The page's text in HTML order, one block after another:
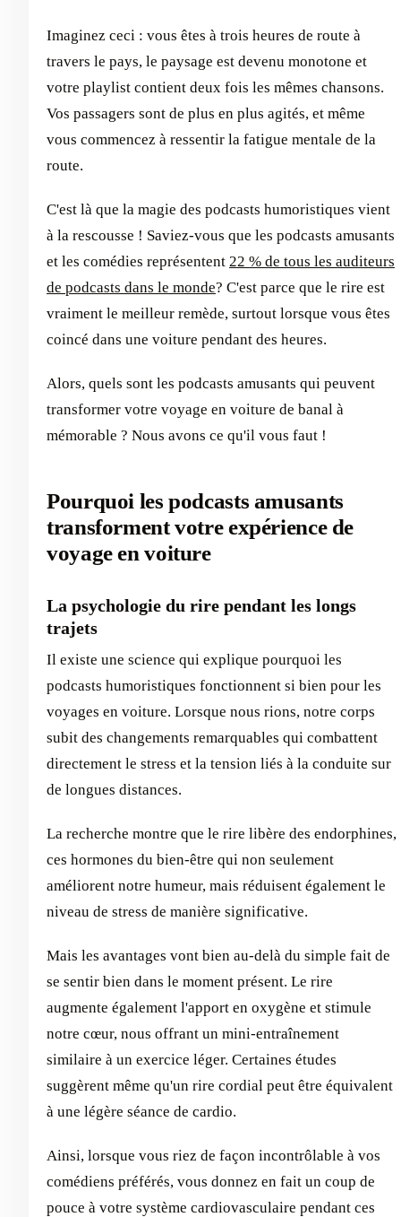
Imaginez ceci : vous êtes à trois heures de route à
travers le pays, le paysage est devenu monotone et
votre playlist contient deux fois les mêmes chansons.
Vos passagers sont de plus en plus agités, et même
vous commencez à ressentir la fatigue mentale de la
route.
C'est là que la magie des podcasts humoristiques vient
à la rescousse ! Saviez-vous que les podcasts amusants
et les comédies représentent 22 % de tous les auditeurs
de podcasts dans le monde? C'est parce que le rire est
vraiment le meilleur remède, surtout lorsque vous êtes
coincé dans une voiture pendant des heures.
Alors, quels sont les podcasts amusants qui peuvent
transformer votre voyage en voiture de banal à
mémorable ? Nous avons ce qu'il vous faut !
Pourquoi les podcasts amusants
transforment votre expérience de
voyage en voiture
La psychologie du rire pendant les longs
trajets
Il existe une science qui explique pourquoi les
podcasts humoristiques fonctionnent si bien pour les
voyages en voiture. Lorsque nous rions, notre corps
subit des changements remarquables qui combattent
directement le stress et la tension liés à la conduite sur
de longues distances.
La recherche montre que le rire libère des endorphines,
ces hormones du bien-être qui non seulement
améliorent notre humeur, mais réduisent également le
niveau de stress de manière significative.
Mais les avantages vont bien au-delà du simple fait de
se sentir bien dans le moment présent. Le rire
augmente également l'apport en oxygène et stimule
notre cœur, nous offrant un mini-entraînement
similaire à un exercice léger. Certaines études
suggèrent même qu'un rire cordial peut être équivalent
à une légère séance de cardio.
Ainsi, lorsque vous riez de façon incontrôlable à vos
comédiens préférés, vous donnez en fait un coup de
pouce à votre système cardiovasculaire pendant ces